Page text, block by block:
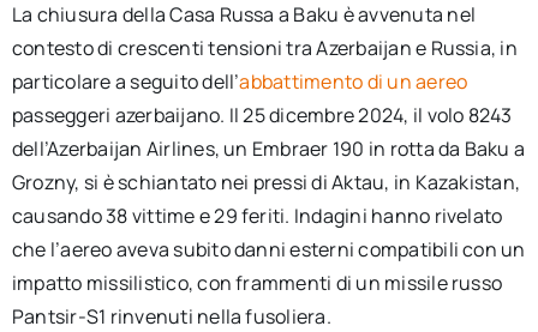
La chiusura della Casa Russa a Baku è avvenuta nel
contesto di crescenti tensioni tra Azerbaijan e Russia, in
particolare a seguito dell’abbattimento di un aereo
passeggeri azerbaijano. Il 25 dicembre 2024, il volo 8243
dell’Azerbaijan Airlines, un Embraer 190 in rotta da Baku a
Grozny, si è schiantato nei pressi di Aktau, in Kazakistan,
causando 38 vittime e 29 feriti. Indagini hanno rivelato
che l’aereo aveva subito danni esterni compatibili con un
impatto missilistico, con frammenti di un missile russo
Pantsir-S1 rinvenuti nella fusoliera.